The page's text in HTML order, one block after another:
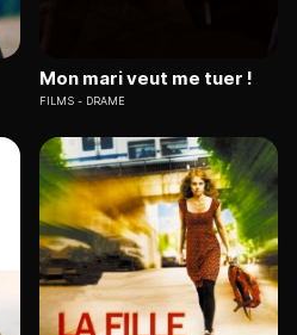
Mon mari veut me tuer !
FILMS DRAME